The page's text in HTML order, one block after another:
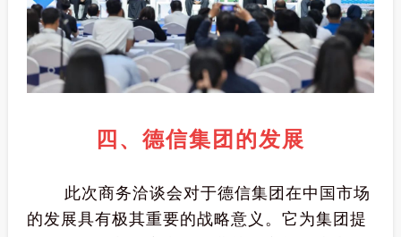
四、德信集团的发展
此次商务洽谈会对于德信集团在中国市场
的发展具有极其重要的战略意义。它为集团提